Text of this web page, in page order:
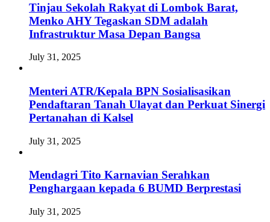
Tinjau Sekolah Rakyat di Lombok Barat,
Menko AHY Tegaskan SDM adalah
Infrastruktur Masa Depan Bangsa
July 31, 2025
Menteri ATR/Kepala BPN Sosialisasikan
Pendaftaran Tanah Ulayat dan Perkuat Sinergi
Pertanahan di Kalsel
July 31, 2025
Mendagri Tito Karnavian Serahkan
Penghargaan kepada 6 BUMD Berprestasi
July 31, 2025